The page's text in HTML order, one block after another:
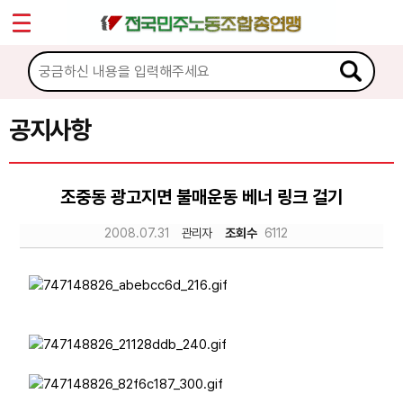
공지사항
조중동 광고지면 불매운동 베너 링크 걸기
2008.07.31 관리자 조회수 6112
마이페이지
소개
소식
공지사항
성명·보도
노동상담
자료
부설기관
Sketchbook5, 스케치북5
Sketchbook5, 스케치북5